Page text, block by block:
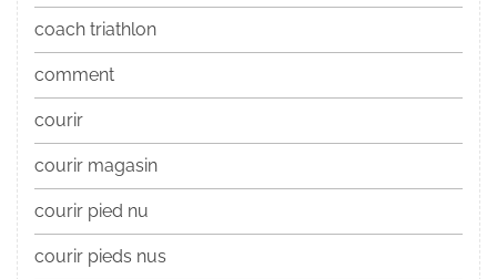
coach triathlon
comment
courir
courir magasin
courir pied nu
courir pieds nus